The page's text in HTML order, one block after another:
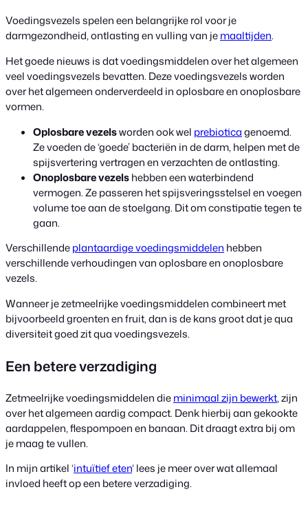
Voedingsvezels spelen een belangrijke rol voor je
darmgezondheid, ontlasting en vulling van jemaaltijden.
Het goede nieuws is dat voedingsmiddelen over het algemeen
veel voedingsvezels bevatten. Deze voedingsvezels worden
over het algemeen onderverdeeld in oplosbare en onoplosbare
vormen.
Oplosbare vezelsworden ook wel prebioticagenoemd.
Ze voeden de ‘goede’ bacteriën in de darm, helpen met de
spijsvertering vertragen en verzachten de ontlasting.
Onoplosbare vezelshebben een waterbindend
vermogen. Ze passeren het spijsveringsstelsel en voegen
volume toe aan de stoelgang. Dit om constipatie tegen te
gaan.
Verschillendeplantaardige voedingsmiddelen hebben
verschillende verhoudingen van oplosbare en onoplosbare
vezels.
Wanneer je zetmeelrijke voedingsmiddelen combineert met
bijvoorbeeld groenten en fruit, dan is de kans groot dat je qua
diversiteit goed zit qua voedingsvezels.
Een betere verzadiging
Zetmeelrijke voedingsmiddelen dieminimaal zijn bewerkt, zijn
over het algemeen aardig compact. Denk hierbij aan gekookte
aardappelen, flespompoen en banaan. Dit draagt extra bij om
je maag te vullen.
In mijn artikel ‘intuïtief eten‘ lees je meer over wat allemaal
invloed heeft op een betere verzadiging.